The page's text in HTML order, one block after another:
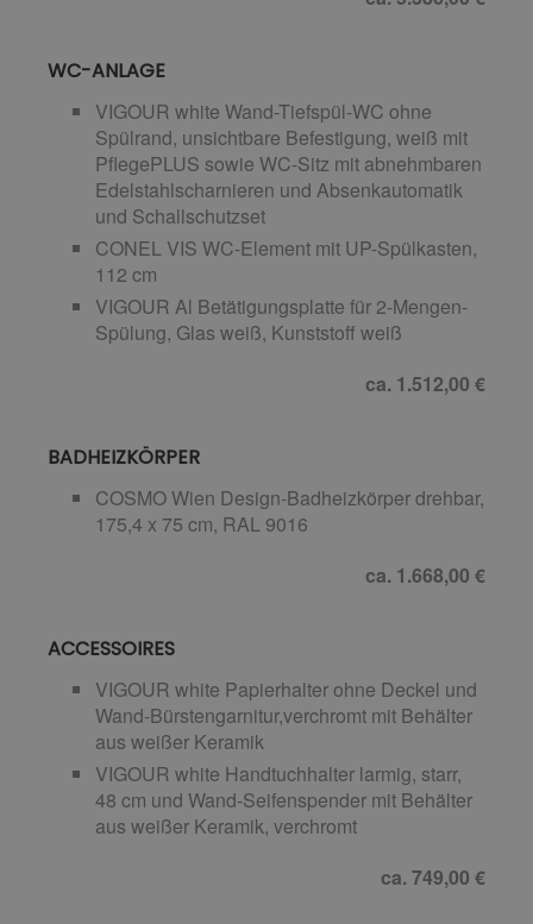
WC-ANLAGE
VIGOUR white Wand-Tiefspül-WC ohne
Spülrand, unsichtbare Befestigung, weiß mit
PflegePLUS sowie WC-Sitz mit abnehmbaren
Edelstahlscharnieren und Absenkautomatik
und Schallschutzset
CONEL VIS WC-Element mit UP-Spülkasten,
112 cm
VIGOUR Al Betätigungsplatte für 2-Mengen-
Spülung, Glas weiß, Kunststoff weiß
ca. 1.512,00 €
BADHEIZKÖRPER
COSMO Wien Design-Badheizkörper drehbar,
175,4 x 75 cm, RAL 9016
ca. 1.668,00 €
ACCESSOIRES
VIGOUR white Papierhalter ohne Deckel und
Wand-Bürstengarnitur,verchromt mit Behälter
aus weißer Keramik
VIGOUR white Handtuchhalter larmig, starr,
48 cm und Wand-Seifenspender mit Behälter
aus weißer Keramik, verchromt
ca. 749,00 €